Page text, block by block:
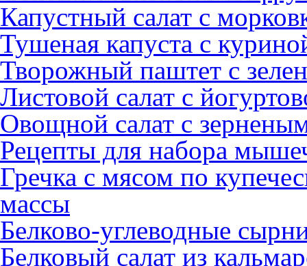
Капустный салат с
Тушеная капуста с
Творожный паштет с
Листовой салат с
Овощной салат с
Рецепты для набора
Гречка с мясом по
массы
Белково-углеводные
Белковый салат из